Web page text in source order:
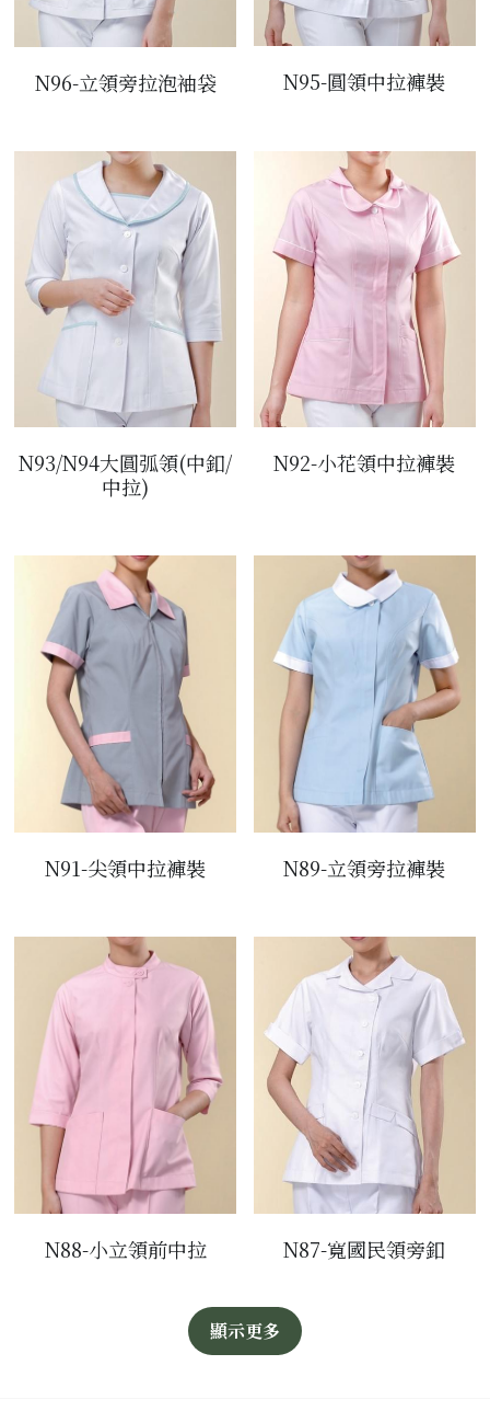
N96-立領旁拉泡袖袋 N95-圓領中拉褲裝
N93/N94大圓弧領(中釦/
中拉)
N92-小花領中拉褲裝
N91-尖領中拉褲裝 N89-立領旁拉褲裝
N88-小立領前中拉 N87-寬國民領旁釦
顯示更多